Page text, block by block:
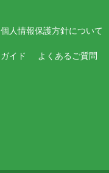
個人情報保護方針について
イド よくあるご質問